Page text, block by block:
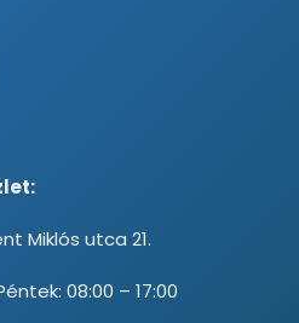
Miklós utca 21.
08:00 – 17:00